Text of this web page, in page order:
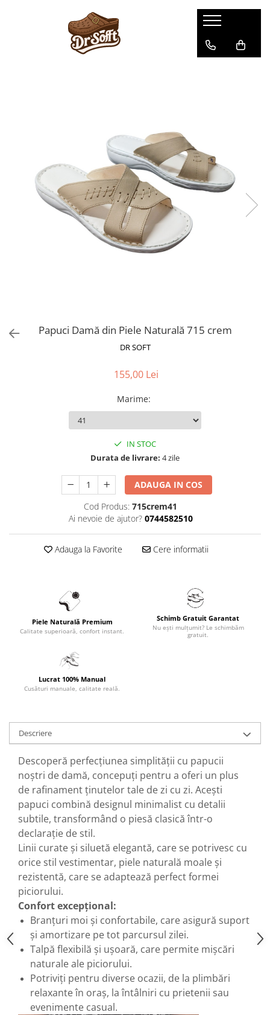
Papuci Damă din Piele Naturală 715 crem
DR SOFT
155,00 Lei
Marime:
IN STOC
Durata de livrare: 4 zile
ADAUGA IN COS
Cod Produs: 715crem41
Ai nevoie de ajutor? 0744582510
Adauga la Favorite Cere informatii
Piele Naturală Premium
Calitate superioară, confort instant.
Schimb Gratuit Garantat
Nu ești mulțumit? Le schimbăm
gratuit.
Lucrat 100% Manual
Cusături manuale, calitate reală.
Descriere
Descoperă perfecțiunea simplității cu papucii
noștri de damă, concepuți pentru a oferi un plus
de rafinament ținutelor tale de zi cu zi. Acești
papuci combină designul minimalist cu detalii
subtile, transformând o piesă clasică într-o
declarație de stil.
Linii curate și siluetă elegantă, care se potrivesc cu
orice stil vestimentar, piele naturală moale și
rezistentă, care se adaptează perfect formei
piciorului.
Confort excepțional:
Branțuri moi și confortabile, care asigură suport
și amortizare pe tot parcursul zilei.
Talpă flexibilă și ușoară, care permite mișcări
naturale ale piciorului.
Potriviți pentru diverse ocazii, de la plimbări
relaxante în oraș, la întâlniri cu prietenii sau
evenimente casual.